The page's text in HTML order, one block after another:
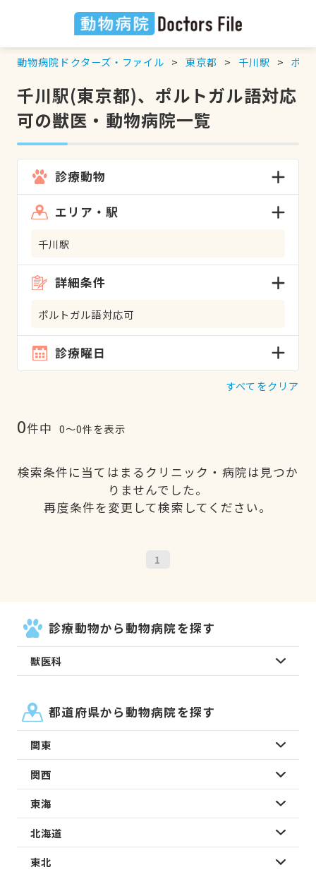
動物病院ドクターズ・ファイル 東京都 千川駅 ポル
千川駅(東京都)、ポルトガル語対応
可の獣医・動物病院一覧
診療動物
エリア・駅
千川駅
詳細条件
ポルトガル語対応可
診療曜日
すべてをクリア
0件中 0〜0件を表示
検索条件に当てはまるクリニック・病院は見つか
りませんでした。
再度条件を変更して検索してください。
1
診療動物から動物病院を探す
獣医科
都道府県から動物病院を探す
関東
関西
東海
北海道
東北